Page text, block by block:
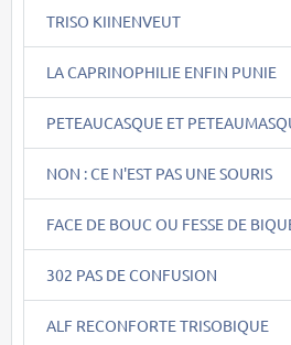
TRISO KIINENVEUT
LA CAPRINOPHILIE ENFIN PUNIE
PETEAUCASQUE ET
NON : CE N'EST PAS UNE SOURIS
FACE DE BOUC OU FESSE DE
302 PAS DE CONFUSION
ALF RECONFORTE TRISOBIQUE